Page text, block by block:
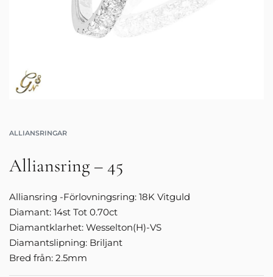
ALLIANSRINGAR
Alliansring – 45
Alliansring -Förlovningsring: 18K Vitguld
Diamant: 14st Tot 0.70ct
Diamantklarhet: Wesselton(H)-VS
Diamantslipning: Briljant
Bred från: 2.5mm